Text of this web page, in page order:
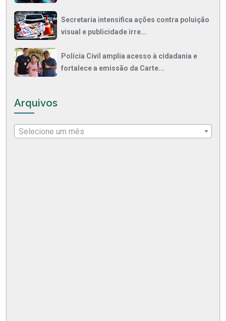
Secretaria intensifica ações contra poluição
visual e publicidade irre...
Polícia Civil amplia acesso à cidadania e
fortalece a emissão da Carte...
Arquivos
Selecione um mês